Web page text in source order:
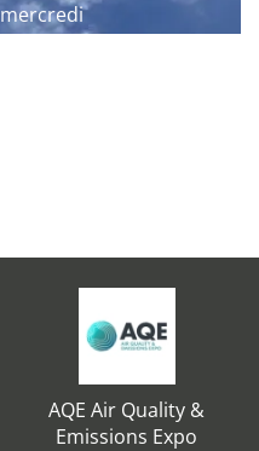
mercredi
AQE Air Quality &
Emissions Expo